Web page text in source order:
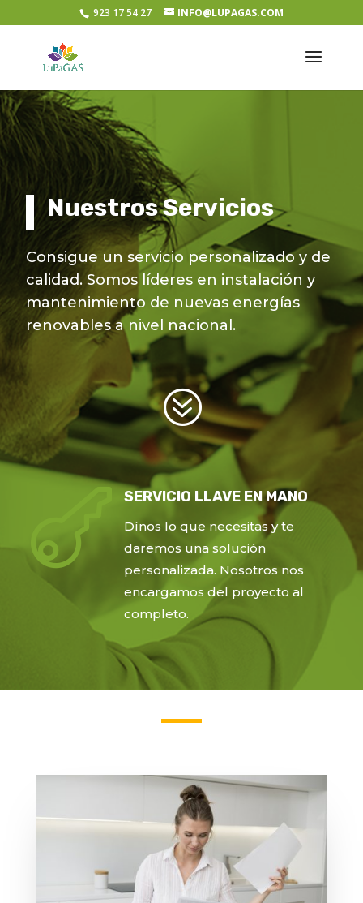
923 17 54 27 INFO@LUPAGAS.COM
Nuestros Servicios
Consigue un servicio personalizado y de
calidad. Somos líderes en instalación y
mantenimiento de nuevas energías
renovables a nivel nacional.
?
 SERVICIO LLAVE EN MANO
Dínos lo que necesitas y te
daremos una solución
personalizada. Nosotros nos
encargamos del proyecto al
completo.